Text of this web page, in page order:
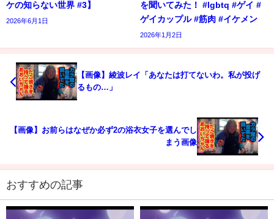
ケの知らない世界 #3】
2026年6月1日
を聞いてみた！ #lgbtq #ゲイ #
ゲイカップル #筋肉 #イケメン
2026年1月2日
【画像】綾波レイ「あなたは打てないわ。私が投げ
るもの…」
【画像】お前らはなぜか必ず2の浴衣女子を選んでし
まう画像
おすすめの記事